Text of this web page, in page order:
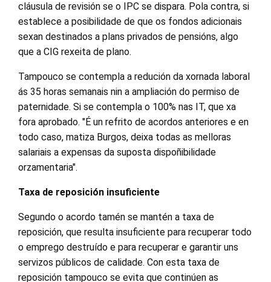
cláusula de revisión se o IPC se dispara. Pola contra, si
establece a posibilidade de que os fondos adicionais
sexan destinados a plans privados de pensións, algo
que a CIG rexeita de plano.
Tampouco se contempla a redución da xornada laboral
ás 35 horas semanais nin a ampliación do permiso de
paternidade. Si se contempla o 100% nas IT, que xa
fora aprobado. "É un refrito de acordos anteriores e en
todo caso, matiza Burgos, deixa todas as melloras
salariais a expensas da suposta dispoñibilidade
orzamentaria".
Taxa de reposición insuficiente
Segundo o acordo tamén se mantén a taxa de
reposición, que resulta insuficiente para recuperar todo
o emprego destruído e para recuperar e garantir uns
servizos públicos de calidade. Con esta taxa de
reposición tampouco se evita que continúen as